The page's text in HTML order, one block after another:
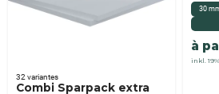
Combi Sparpack extra
32 variantes
30
à
inkl.